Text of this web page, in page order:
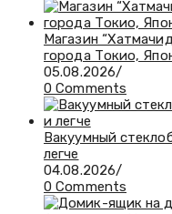
Магазин
города Токио,
05.08.2026/
0 Comments
Вакуумный
легче
04.08.2026/
0 Comments